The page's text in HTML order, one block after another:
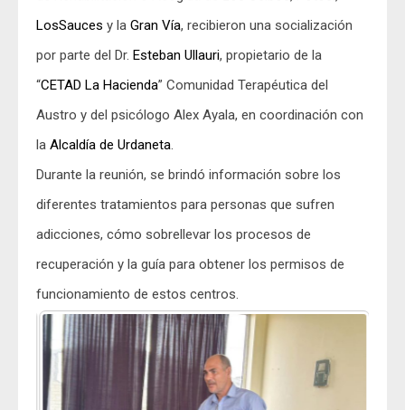
LosSauces y la Gran Vía, recibieron una socialización
por parte del Dr. Esteban Ullauri, propietario de la
“CETAD La Hacienda” Comunidad Terapéutica del
Austro y del psicólogo Alex Ayala, en coordinación con
la Alcaldía de Urdaneta.
Durante la reunión, se brindó información sobre los
diferentes tratamientos para personas que sufren
adicciones, cómo sobrellevar los procesos de
recuperación y la guía para obtener los permisos de
funcionamiento de estos centros.